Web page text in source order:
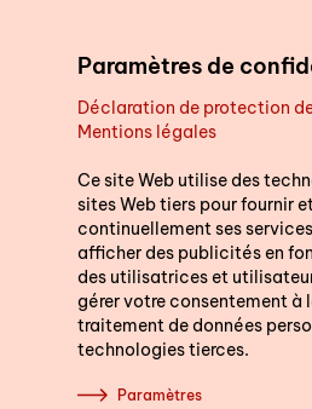
Paramètres de
Déclaration de protection
Mentions légales
Ce site Web utilise des
sites Web tiers pour fournir
continuellement ses
afficher des publicités en
des utilisatrices et
gérer votre consentement à
traitement de données
technologies tierces.
Paramètres
Soutien au quotidien
Cours
S’engager